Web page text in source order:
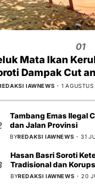
01
Mata Ikan
Dampak Cut
IAWNEWS 1
Tambang Emas Ilegal
dan Jalan Provinsi
BYREDAKSI IAWNEWS 31
Hasan Basri Soroti
Tradisional dan
BYREDAKSI IAWNEWS 20